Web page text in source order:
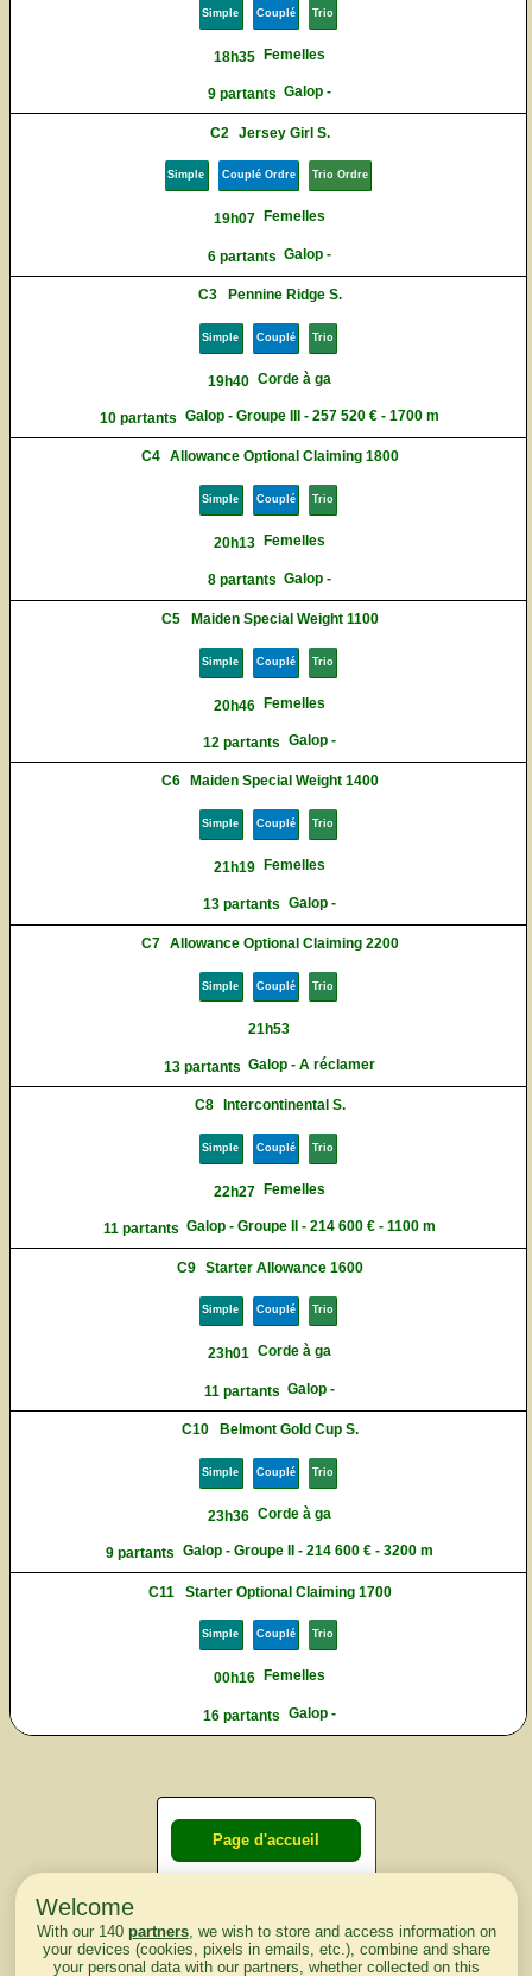
Simple Couplé Trio
18h35 Femelles
9 partants Galop -
C2 Jersey Girl S.
Simple Couplé Ordre Trio Ordre
19h07 Femelles
6 partants Galop -
C3 Pennine Ridge S.
Simple Couplé Trio
19h40 Corde à ga
10 partants Galop - Groupe III - 257 520 € - 1700 m
C4 Allowance Optional Claiming 1800
Simple Couplé Trio
20h13 Femelles
8 partants Galop -
C5 Maiden Special Weight 1100
Simple Couplé Trio
20h46 Femelles
12 partants Galop -
C6 Maiden Special Weight 1400
Simple Couplé Trio
21h19 Femelles
13 partants Galop -
C7 Allowance Optional Claiming 2200
Simple Couplé Trio
21h53
13 partants Galop - A réclamer
C8 Intercontinental S.
Simple Couplé Trio
22h27 Femelles
11 partants Galop - Groupe II - 214 600 € - 1100 m
C9 Starter Allowance 1600
Simple Couplé Trio
23h01 Corde à ga
11 partants Galop -
C10 Belmont Gold Cup S.
Simple Couplé Trio
23h36 Corde à ga
9 partants Galop - Groupe II - 214 600 € - 3200 m
C11 Starter Optional Claiming 1700
Simple Couplé Trio
00h16 Femelles
16 partants Galop -
Page d'accueil
lendemain
Welcome
With our 140 partners, we wish to store and access information on
your devices (cookies, pixels in emails, etc.), combine and share
your personal data with our partners, whether collected on this